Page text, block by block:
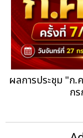
ผลการประชุม "ก
ก